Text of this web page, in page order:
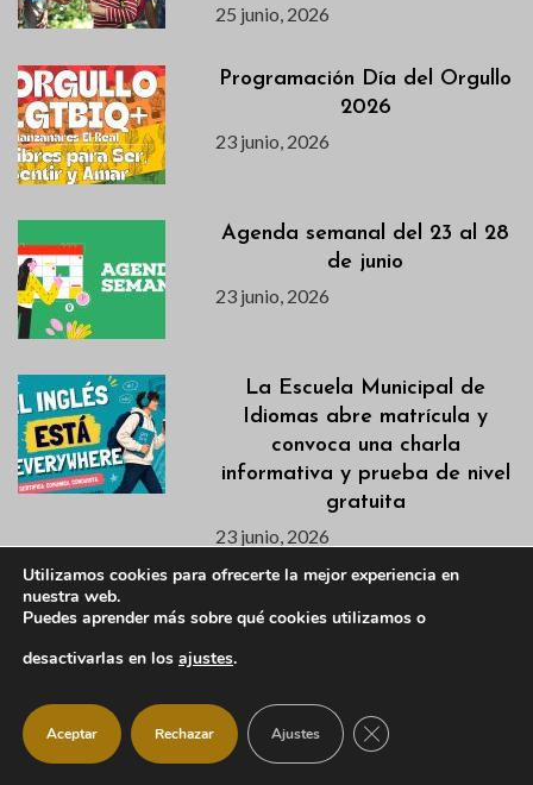
25 junio, 2026
Programación Día del Orgullo
2026
23 junio, 2026
Agenda semanal del 23 al 28
de junio
23 junio, 2026
La Escuela Municipal de
Idiomas abre matrícula y
convoca una charla
informativa y prueba de nivel
gratuita
23 junio, 2026
Castillo Viejo en la Jornada
de Puertas Abiertas del 28
22 junio, 2026
Utilizamos cookies para ofrecerte la mejor experiencia en
nuestra web.
Puedes aprender más sobre qué cookies utilizamos o
desactivarlas en los ajustes.
Aceptar Rechazar Ajustes CERRAR EL